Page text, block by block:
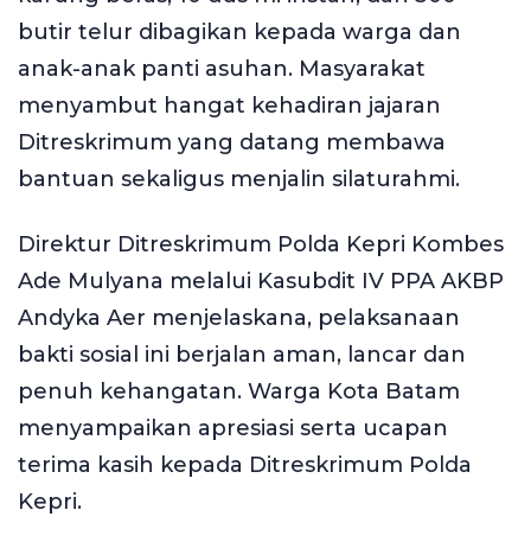
butir telur dibagikan kepada warga dan
anak-anak panti asuhan. Masyarakat
menyambut hangat kehadiran jajaran
Ditreskrimum yang datang membawa
bantuan sekaligus menjalin silaturahmi.
Direktur Ditreskrimum Polda Kepri Kombes
Ade Mulyana melalui Kasubdit IV PPA AKBP
Andyka Aer menjelaskana, pelaksanaan
bakti sosial ini berjalan aman, lancar dan
penuh kehangatan. Warga Kota Batam
menyampaikan apresiasi serta ucapan
terima kasih kepada Ditreskrimum Polda
Kepri.